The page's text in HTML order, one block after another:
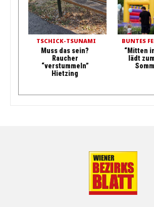
TSCHICK-TSUNAMI
Muss das sein?
Raucher
“verstummeln”
Hietzing
BUNTES
“Mitten
lädt